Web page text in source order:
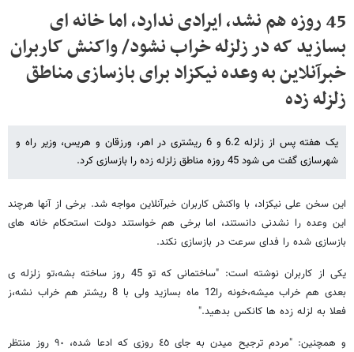
45 روزه هم نشد، ایرادی ندارد، اما خانه ای
بسازید که در زلزله خراب نشود/ واکنش کاربران
خبرآنلاین به وعده نیکزاد برای بازسازی مناطق
زلزله زده
یک هفته پس از زلزله 6.2 و 6 ریشتری در اهر، ورزقان و هریس، وزیر راه و
شهرسازی گفت می شود 45 روزه مناطق زلزله زده را بازسازی کرد.
این سخن علی نیکزاد، با واکنش کاربران خبرآنلاین مواجه شد. برخی از آنها هرچند
این وعده را نشدنی دانستند، اما برخی هم خواستند دولت استحکام خانه های
بازسازی شده را فدای سرعت در بازسازی نکند.
یکی از کاربران نوشته است: "ساختمانی که تو 45 روز ساخته بشه،تو زلزله ی
بعدی هم خراب میشه،خونه را12 ماه بسازید ولی با 8 ریشتر هم خراب نشه،ز
فعلا به لزله زده ها کانکس بدهید."
و همچنین: "مردم ترجيح ميدن به جاى ٤٥ روزى كه ادعا شده، ٩٠ روز منتظر